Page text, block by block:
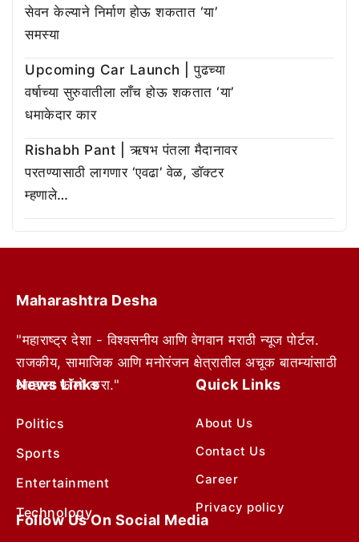
सेवन केल्याने निर्माण होऊ शकतात ‘या’
समस्या
Upcoming Car Launch | पुढच्या
वर्षाच्या सुरुवातीला लाँच होऊ शकतात ‘या’
धमाकेदार कार
Rishabh Pant | ऋषभ पंतला मैदानावर
परतण्यासाठी लागणार ‘एवढा’ वेळ, डॉक्टर
म्हणाले…
Maharashtra Desha
"महाराष्ट्र देशा - विश्वसनीय आणि वेगवान मराठी न्यूज पोर्टल.
राजकीय, सामाजिक आणि मनोरंजन क्षेत्रातील अचूक बातम्यांसाठी
आम्हाला फॉलो करा."
News Links
Politics
Sports
Entertainment
Technology
Quick Links
About Us
Contact Us
Career
Privacy policy
Follow Us On Social Media